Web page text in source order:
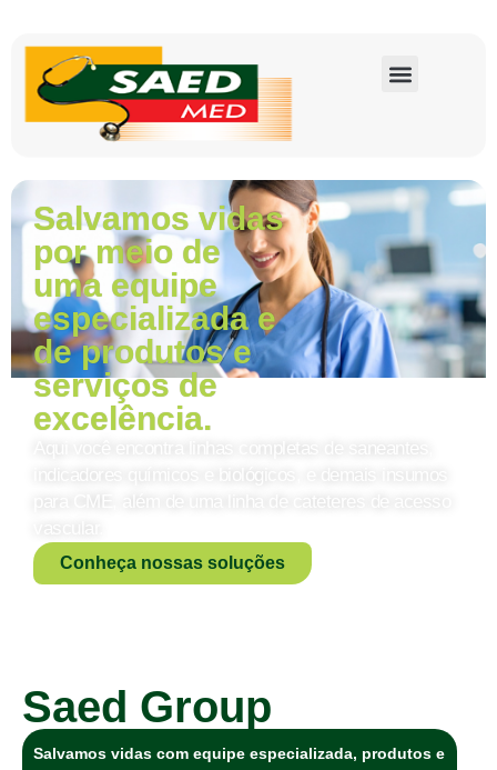
Salvamos vidas
por meio de
uma equipe
especializada e
de produtos e
serviços de
excelência.
Aqui você encontra linhas completas de saneantes,
indicadores químicos e biológicos, e demais insumos
para CME, além de uma linha de cateteres de acesso
Conheça nossas soluções
Saed Group
Salvamos vidas com equipe especializada, produtos e